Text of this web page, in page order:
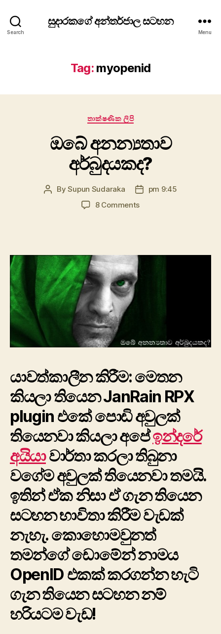
Search
සුදාරකගේ අන්තර්ජාල සටහන
Menu
Tag: myopenid
Categories
තාක්ෂණික ලිපි
ඔබේ අනන්‍යතාව
අර්බුදයකද?
PostBySupun Sudaraka
Postpm 9:45
8 Commentson
යාවත්කාලීන කිරීම: මෙතන
කියලා තියෙන JanRain RPX
plugin එකේ පොඩි අවුලක්
තියෙනවා කියලා අපේඉන්දරේ
අයියාවාර්තා කරලා තිබුනා
ව‍ගේම අවුලක් තියෙනවා තමයි.
ඉතින් ඒක නිසා ඒ ගැන තියෙන
සටහන භාවිතා කිරීම වැඩක්
නැහැ. කොහොමවුනත්
තමන්ගේ ‍‍‍ඩොමේන් නාමය
OpenID එකක් කරගන්න හැටි
ගැන තියෙන සටහන නම්
හරියටම වැඩ!